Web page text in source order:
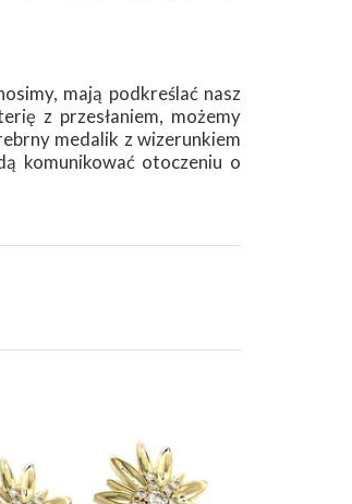
mają podkreślać nasz
z przesłaniem, możemy
medalik z wizerunkiem
komunikować otoczeniu o